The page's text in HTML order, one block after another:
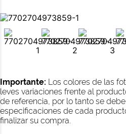
Importante: Los colores de las
leves variaciones frente al
de referencia, por lo tanto se
especificaciones de cada
finalizar su compra.